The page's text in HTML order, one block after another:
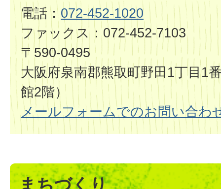
電話： 072-452-1020
ファックス：072-452-7103
〒590-0495
大阪府泉南郡熊取町野田1丁目1
館2階）
メールフォームでのお問い合わ
まちづくり